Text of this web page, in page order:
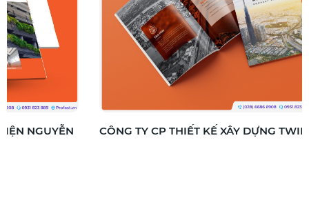
CÔNG TY CP THIẾT KẾ XÂY DỰNG TWIN CÔNG